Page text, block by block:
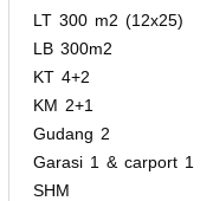
LT 300 m2 (12x25)
LB 300m2
KT 4+2
KM 2+1
Gudang 2
Garasi 1 & carport 1
SHM